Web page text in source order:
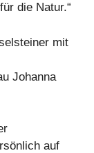
die Natur.“
mit
Johanna
auf